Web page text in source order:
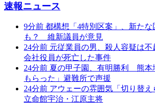
速報ニュース
9分前 都構想「4特別区案」、新たな
も？ 維新議員が意見
24分前 元従業員の男、殺人容疑は
会社役員が死亡した事件
24分前 夏の甲子園、有明勝利 熊本
もらった」避難所で声援
24分前 アウェーの雰囲気「切り替
立命館宇治・江原主将